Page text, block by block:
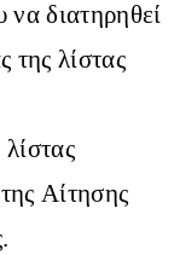
να διατηρηθεί
της λίστας
Αίτησης